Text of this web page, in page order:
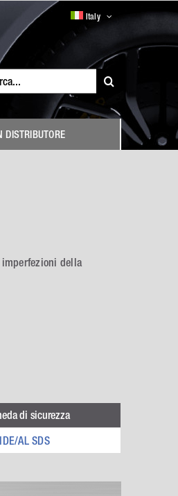
Italy
DISTRIBUTORE
della
di sicurezza
AL SDS